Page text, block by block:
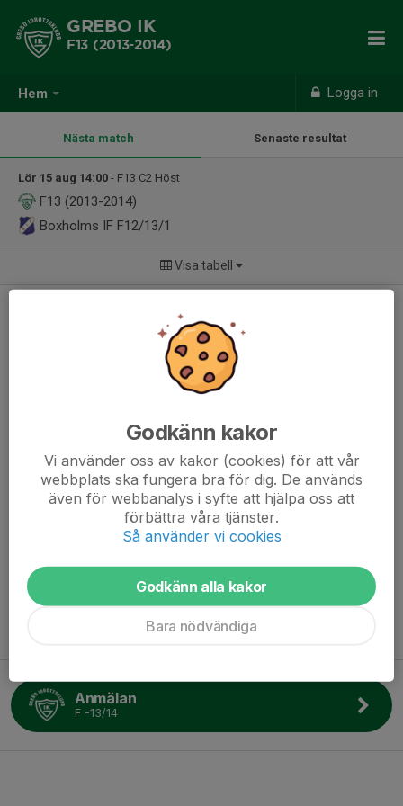
Hem Logga in
GREBO IK
F13 (2013-2014)
Nästa match Senaste resultat
Lör 15 aug 14:00 - F13 C2 Höst
F13 (2013-2014)
Boxholms IF F12/13/1
Visa tabell
Här är den officiella hemsidan för flickor födda 2013-2014 i
Anmälan
F -13/14
Godkänn kakor
Vi använder oss av kakor (cookies) för att vår
webbplats ska fungera bra för dig. De används
även för webbanalys i syfte att hjälpa oss att
förbättra våra tjänster.
Så använder vi cookies
Godkänn alla kakor
Bara nödvändiga